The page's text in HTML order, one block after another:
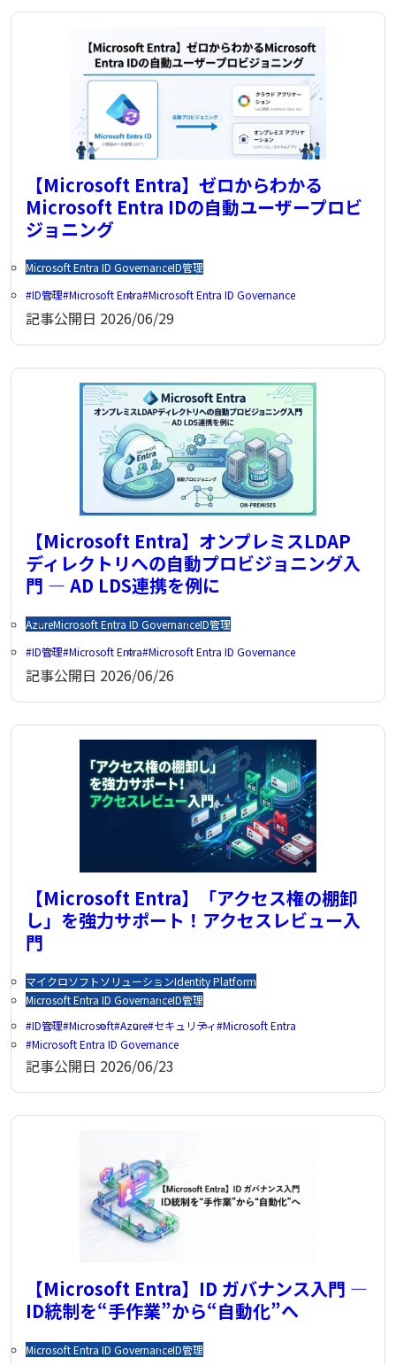
【Microsoft Entra】ゼロからわかる
Microsoft Entra IDの自動ユーザープロビ
ジョニング
Microsoft Entra ID GovernanceID管理
ID管理 Microsoft Entra Microsoft Entra ID Governance
記事公開日 2026/06/29
【Microsoft Entra】オンプレミスLDAP
ディレクトリへの自動プロビジョニング入
門 ― AD LDS連携を例に
AzureMicrosoft Entra ID GovernanceID管理
ID管理 Microsoft Entra Microsoft Entra ID Governance
記事公開日 2026/06/26
【Microsoft Entra】「アクセス権の棚卸
し」を強力サポート！アクセスレビュー入
門
マイクロソフトソリューションIdentity Platform
Microsoft Entra ID GovernanceID管理
ID管理 Microsoft Azure セキュリティ Microsoft Entra
Microsoft Entra ID Governance
記事公開日 2026/06/23
【Microsoft Entra】ID ガバナンス入門 ―
ID統制を“手作業”から“自動化”へ
Microsoft Entra ID GovernanceID管理